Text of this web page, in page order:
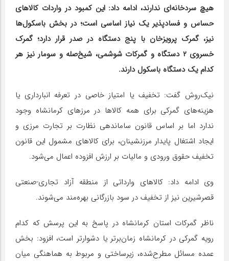
هیچ سردخانه‌ای ندارند، ادامه داد: این کمبود در واردات کالاهای
حساس و فسادپذیر یک نیاز اساسی است؛ در بخش باسکول‌ها
نیز، گمرک پرویزخان با پنج دستگاه در صدر قرار دارد؛ گمرک
خسروی ۲ دستگاه و گمرکات شوشمی، شیخ‌صله و سومار نیز هر
کدام یک دستگاه باسکول دارند.
نیک‌روش گفت: تخفیف یا امتیاز خاصی در تعرفه انبارداری یا
هزینه‌های گمرکی برای همه کالاها در مرزهای کرمانشاه وجود
ندارد اما بر اساس قانون ساماندهی نظارت بر تجارت مرزی و
ایجاد اشتغال پایدار مرزنشینان، برای کالاهای مشمول این قانون
تخفیف حقوق ورودی و مالیات بر ارزش افزوده اعمال می‌شود.
وی ادامه داد: کالاهای وارداتی از منطقه آزاد تجاری-صنعتی
قصرشیرین نیز از تخفیف در سود بازرگانی بهره‌مند می‌شوند.
ناظر گمرکات استان کرمانشاه در پاسخ به این پرسش که کدام
رویه گمرکی در کرمانشاه زمان‌برتر یا دشوارتر است، افزود: بخش
عمده مسائل مطرح‌شده، زیرساختی و مربوط به هماهنگی میان